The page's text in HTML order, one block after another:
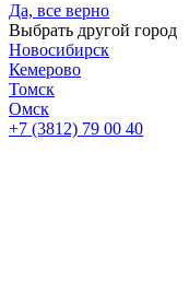
Да, все верно
Выбрать другой город
Новосибирск
Кемерово
Томск
Омск
+7 (3812) 79 00 40